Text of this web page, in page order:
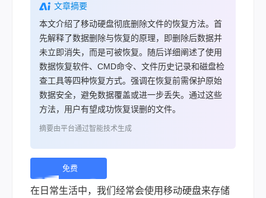
文章摘要
本文介绍了移动硬盘彻底删除文件的恢复方法。首
先解释了数据删除与恢复的原理，即删除后数据并
未立即消失，而是可被恢复。随后详细阐述了使用
数据恢复软件、CMD命令、文件历史记录和磁盘检
查工具等四种恢复方式。强调在恢复前需保护原始
数据安全，避免数据覆盖或进一步丢失。通过这些
方法，用户有望成功恢复误删的文件。
摘要由平台通过智能技术生成
免费
下
在日常生活中，我们经常会使用移动硬盘来存储